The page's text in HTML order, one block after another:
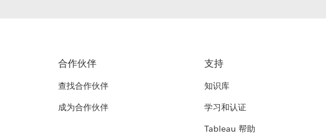
合作伙伴
查找合作伙伴
成为合作伙伴
支持
知识库
学习和认证
Tableau 帮助